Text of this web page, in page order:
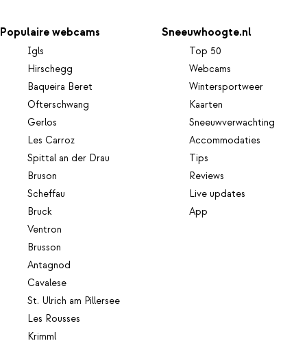
Populaire webcams
Igls
Hirschegg
Baqueira Beret
Ofterschwang
Gerlos
Les Carroz
Spittal an der Drau
Bruson
Scheffau
Bruck
Ventron
Brusson
Antagnod
Cavalese
St. Ulrich am Pillersee
Les Rousses
Krimml
Sneeuwhoogte.nl
Top 50
Webcams
Wintersportweer
Kaarten
Sneeuwverwachting
Accommodaties
Tips
Reviews
Live updates
App